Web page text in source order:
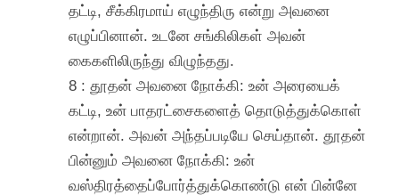
தட்டி, சீக்கிரமாய் எழுந்திரு என்று அவனை
எழுப்பினான். உடனே சங்கிலிகள் அவன்
கைகளிலிருந்து விழுந்தது.
8 : தூதன் அவனை நோக்கி: உன் அரையைக்
கட்டி, உன் பாதரட்சைகளைத் தொடுத்துக்கொள்
என்றான். அவன் அந்தப்படியே செய்தான். தூதன்
பின்னும் அவனை நோக்கி: உன்
வஸ்திரத்தைப்போர்த்துக்கொண்டு என் பின்னே